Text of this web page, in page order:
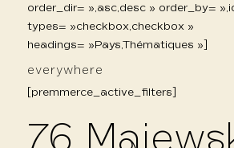
order_dir= »,asc,desc » order_by=
types= »checkbox,checkbox »
headings= »Pays,Thématiques »]
everywhere
[premmerce_active_filters]